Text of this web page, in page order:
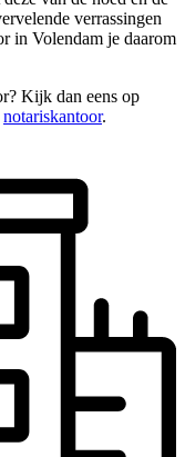
verrassingen
in Volendam je daarom
Kijk dan eens op
notariskantoor.